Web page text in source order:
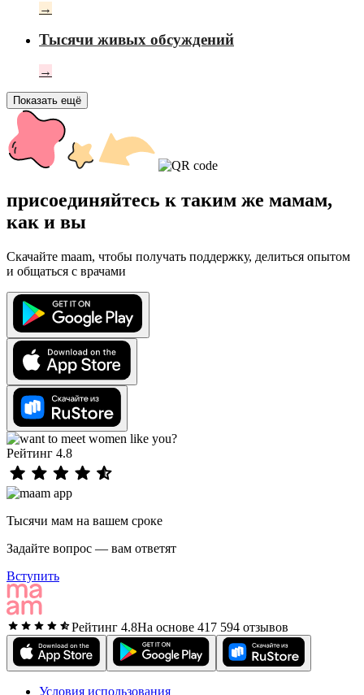
→
Тысячи живых обсуждений
→
Показать ещё
присоединяйтесь к таким же мамам,
как и вы
Скачайте maam, чтобы получать поддержку, делиться опытом
и общаться с врачами
Рейтинг 4.8
Тысячи мам на вашем сроке
Задайте вопрос — вам ответят
Вступить
Рейтинг 4.8На основе 417 594 отзывов
Условия использования